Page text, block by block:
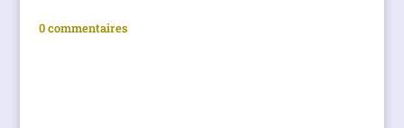
0 commentaires